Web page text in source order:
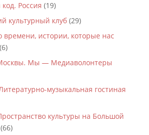
Россия (19)
культурный клуб(29)
времени, истории, которые нас
Мы — Медиаволонтеры
музыкальная гостиная
культуры на Большой
(66)